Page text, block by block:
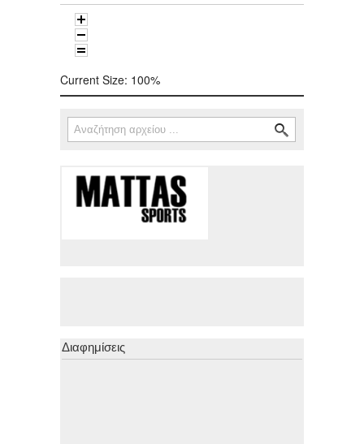
Current Size: 100%
Φόρμα αναζήτησης
Αναζήτηση
Διαφημίσεις